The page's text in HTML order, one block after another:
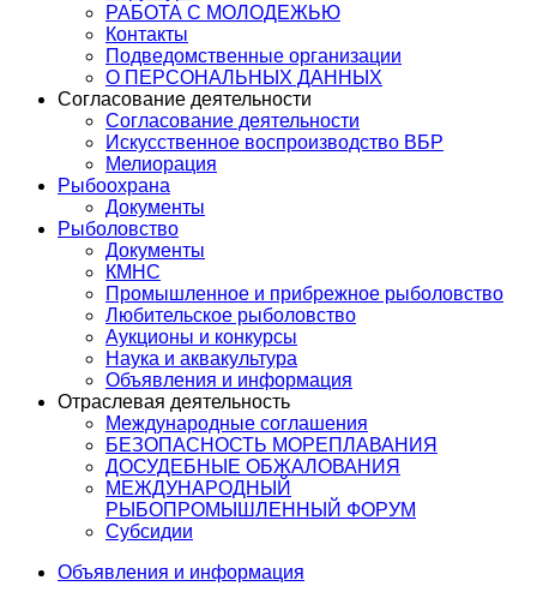
РАБОТА С МОЛОДЕЖЬЮ
Контакты
Подведомственные организации
О ПЕРСОНАЛЬНЫХ ДАННЫХ
Согласование деятельности
Согласование деятельности
Искусственное воспроизводство ВБР
Мелиорация
Рыбоохрана
Документы
Рыболовство
Документы
КМНС
Промышленное и прибрежное рыболовство
Любительское рыболовство
Аукционы и конкурсы
Наука и аквакультура
Объявления и информация
Отраслевая деятельность
Международные соглашения
БЕЗОПАСНОСТЬ МОРЕПЛАВАНИЯ
ДОСУДЕБНЫЕ ОБЖАЛОВАНИЯ
МЕЖДУНАРОДНЫЙ
РЫБОПРОМЫШЛЕННЫЙ ФОРУМ
Субсидии
Объявления и информация